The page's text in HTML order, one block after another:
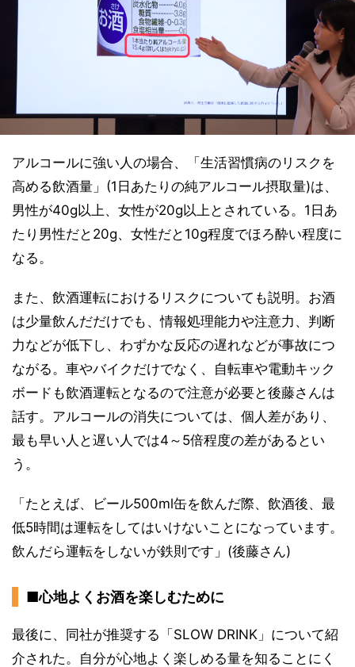
アルコールに強い人の場合、「生活習慣病のリスクを
高める飲酒量」(1日あたりの純アルコール摂取量)は、
男性が40g以上、女性が20g以上とされている。1日あ
たり男性だと20g、女性だと10g程度でほろ酔い程度に
なる。
また、飲酒運転におけるリスクについても説明。お酒
は少量飲んだだけでも、情報処理能力や注意力、判断
力などが低下し、わずかな反応の遅れなどが事故につ
ながる。車やバイクだけでなく、自転車や電動キック
ボードも飲酒運転となるので注意が必要と後藤さんは
話す。アルコールの消失については、個人差があり、
最も早い人と遅い人では4～5倍程度の差があるとい
う。
「たとえば、ビール500ml缶を飲んだ際、飲酒後、最
低5時間は運転をしてはいけないことになっています。
飲んだら運転をしないが鉄則です」(後藤さん)
■心地よくお酒を楽しむために
最後に、同社が推奨する「SLOW DRINK」について紹
介された。自分が心地よく楽しめる量を知ることにく